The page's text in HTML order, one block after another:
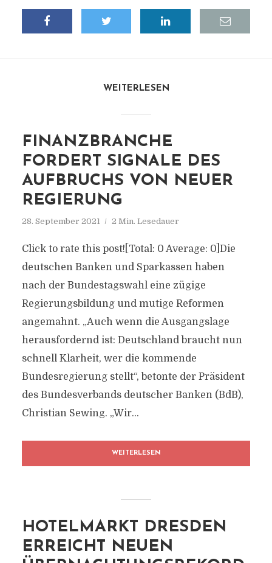
WEITERLESEN
FINANZBRANCHE
FORDERT SIGNALE DES
AUFBRUCHS VON NEUER
REGIERUNG
28. September 2021 2 Min. Lesedauer
Click to rate this post![Total: 0 Average: 0]Die
deutschen Banken und Sparkassen haben
nach der Bundestagswahl eine zügige
Regierungsbildung und mutige Reformen
angemahnt. „Auch wenn die Ausgangslage
herausfordernd ist: Deutschland braucht nun
schnell Klarheit, wer die kommende
Bundesregierung stellt“, betonte der Präsident
des Bundesverbands deutscher Banken (BdB),
Christian Sewing. „Wir...
WEITERLESEN
HOTELMARKT DRESDEN
ERREICHT NEUEN